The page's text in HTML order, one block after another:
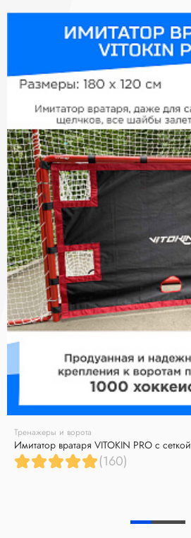
Тренажеры и ворота
Имитатор вратаря VITOKIN PRO с сеткой
(160)